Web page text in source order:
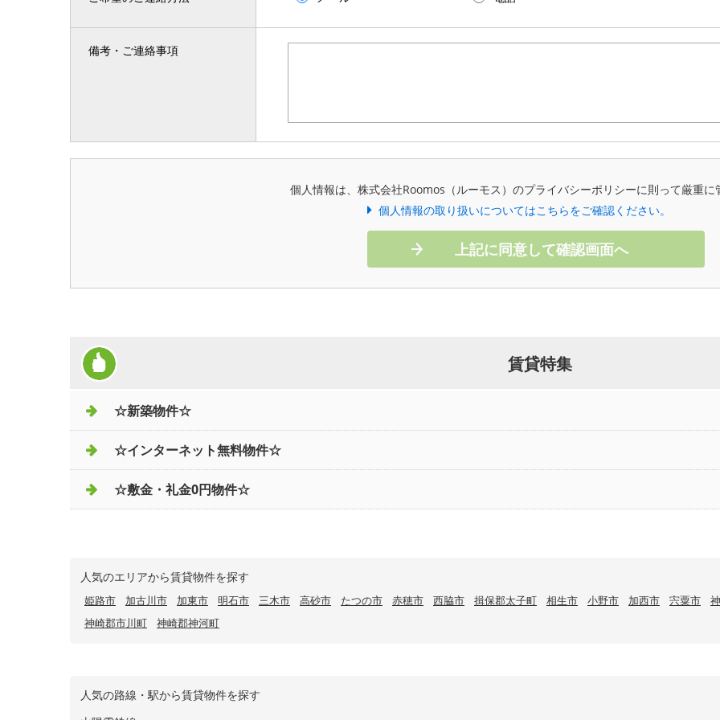
備考・ご連絡事項
個人情報は、株式会社Roomos（ルーモス）のプライバシーポリシーに則って厳重に
個人情報の取り扱いについてはこちらをご確認ください。
上記に同意して確認画面へ
賃貸特集
☆新築物件☆
☆インターネット無料物件☆
☆敷金・礼金0円物件☆
人気のエリアから賃貸物件を探す
姫路市 加古川市 加東市 明石市 三木市 高砂市 たつの市 赤穂市 西脇市 揖保郡太子町 相生市 小野市 加西市 宍粟市
神崎郡市川町
神崎郡神河町
人気の路線・駅から賃貸物件を探す